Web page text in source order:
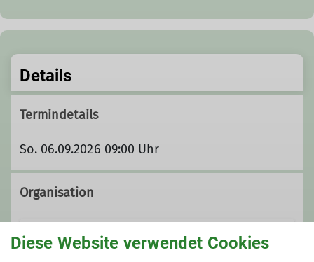
Details
Termindetails
So. 06.09.2026 09:00 Uhr
Organisation
Iris Lüttkenhaus
Diese Website verwendet Cookies